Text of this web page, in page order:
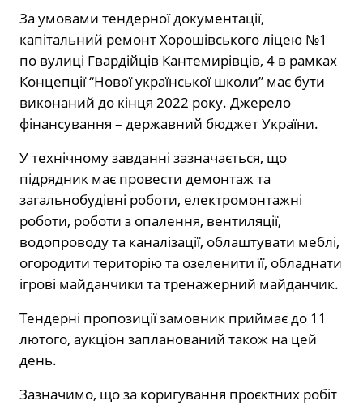
За умовами тендерної документації,
капітальний ремонт Хорошівського ліцею №1
по вулиці Гвардійців Кантемирівців, 4 в рамках
Концепції “Нової української школи” має бути
виконаний до кінця 2022 року. Джерело
фінансування – державний бюджет України.
У технічному завданні зазначається, що
підрядник має провести демонтаж та
загальнобудівні роботи, електромонтажні
роботи, роботи з опалення, вентиляції,
водопроводу та каналізації, облаштувати меблі,
огородити територію та озеленити її, обладнати
ігрові майданчики та тренажерний майданчик.
Тендерні пропозиції замовник приймає до 11
лютого, аукціон запланований також на цей
день.
Зазначимо, що за коригування проєктних робіт